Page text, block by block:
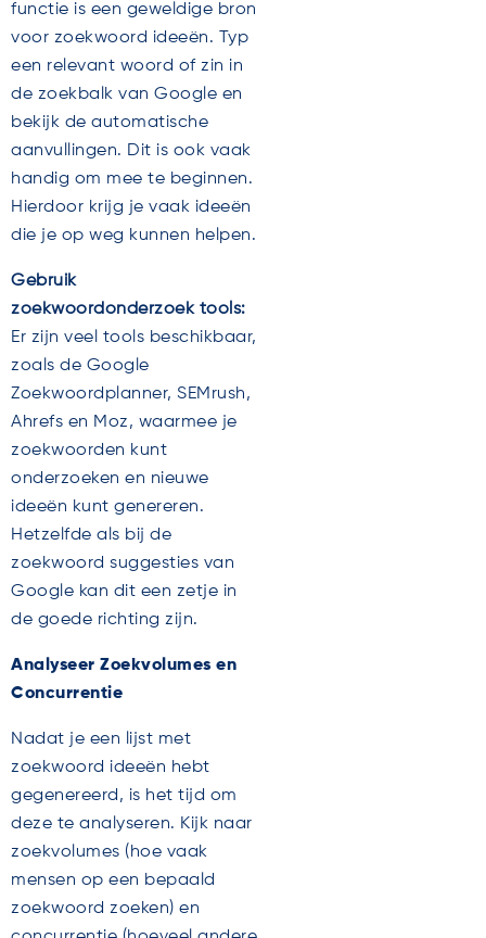
functie is een geweldige bron
voor zoekwoord ideeën. Typ
een relevant woord of zin in
de zoekbalk van Google en
bekijk de automatische
aanvullingen. Dit is ook vaak
handig om mee te beginnen.
Hierdoor krijg je vaak ideeën
die je op weg kunnen helpen.
Gebruik
zoekwoordonderzoek tools:
Er zijn veel tools beschikbaar,
zoals de Google
Zoekwoordplanner, SEMrush,
Ahrefs en Moz, waarmee je
zoekwoorden kunt
onderzoeken en nieuwe
ideeën kunt genereren.
Hetzelfde als bij de
zoekwoord suggesties van
Google kan dit een zetje in
de goede richting zijn.
Analyseer Zoekvolumes en
Concurrentie
Nadat je een lijst met
zoekwoord ideeën hebt
gegenereerd, is het tijd om
deze te analyseren. Kijk naar
zoekvolumes (hoe vaak
mensen op een bepaald
zoekwoord zoeken) en